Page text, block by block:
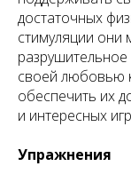
достаточных
стимуляции они
своей любовью
обеспечить их
и интересных
Упражнения